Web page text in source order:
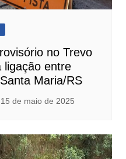
no Trevo
ligação entre
Maria/RS
15 de maio de 2025